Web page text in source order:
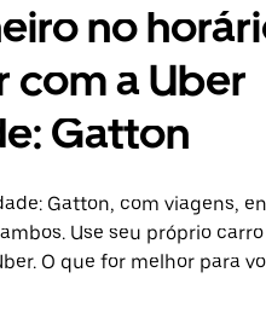
no
com a Uber
Gatton
Gatton, com viagens,
Use seu próprio
O que for melhor para